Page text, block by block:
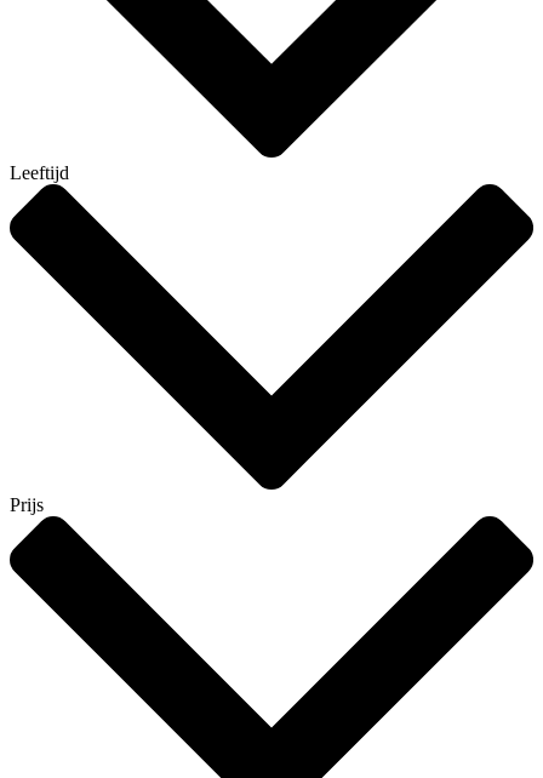
Leeftijd
Prijs